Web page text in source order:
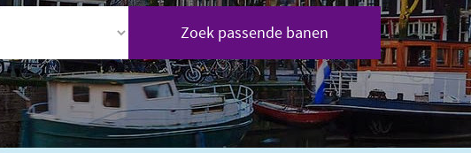
Zoek passende banen